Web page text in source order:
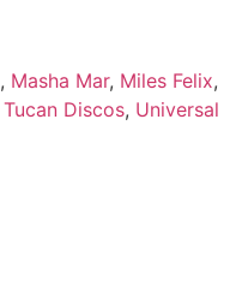
, Masha Mar, Miles Felix,
Tucan Discos, Universal